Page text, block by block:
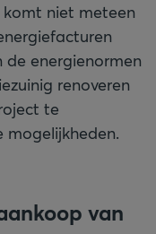
komt niet meteen
de energienormen
renoveren
te
mogelijkheden.
van